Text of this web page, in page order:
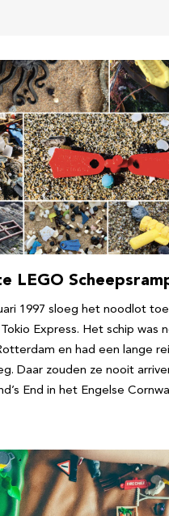
LEGO
1997 sloeg het noodlot
Express. Het schip was
en had een lange
Daar zouden ze nooit
End in het Engelse